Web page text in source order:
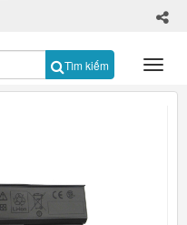
Tìm kiếm
×